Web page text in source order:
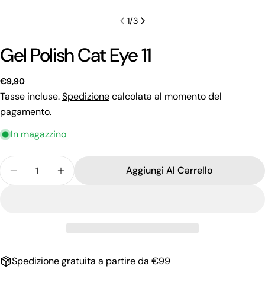
1/3
Gel Polish Cat Eye 11
Prezzo
regolare
€9,90
Tasse incluse.Spedizionecalcolata al momento del
pagamento.
In magazzino
Diminuisci La Quantità Per Gel Polish Cat Eye 11
Aumenta La Quantità Per Gel Polish Cat
Aggiungi Al Carrello
Spedizione gratuita a partire da €99
Fai una domanda
tuo